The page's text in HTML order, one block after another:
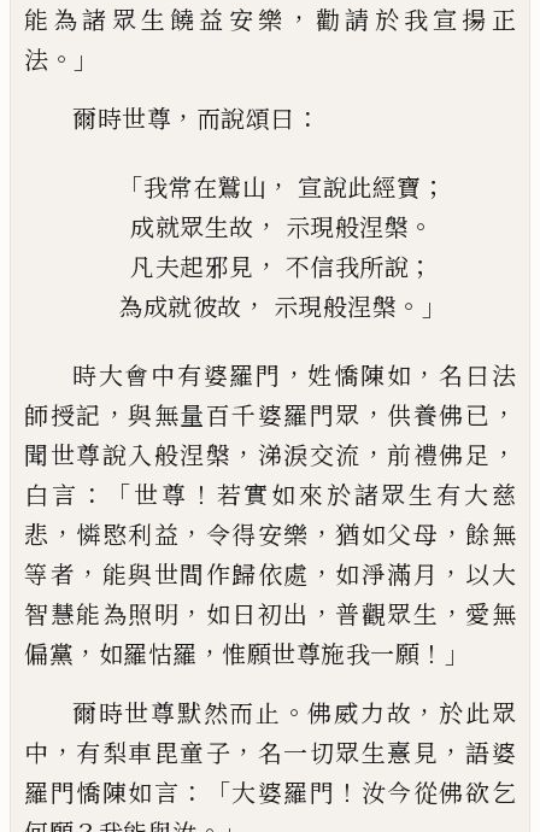
能為諸眾生饒益安樂 ，勸請於我宣揚正
法 。」
爾時世尊 ， 而說頌曰 ：
「我常在鷲山 ， 宣說此經寶 ；
成就眾生故 ， 示現般涅槃 。
凡夫起邪見 ， 不信我所說 ；
為成就彼故 ， 示現般涅槃 。」
時大會中有婆羅門 ， 姓憍陳如 ，名曰法
師授記 ，與無量百千婆羅門眾 ， 供養佛已 ，
聞世尊說入般涅槃 ， 涕淚交流 ，前禮佛足 ，
白言 ：「世尊 ！ 若實如來於諸眾生有大慈
悲 ， 憐愍利益 ， 令得安樂 ，猶如父母 ，餘無
等者 ， 能與世間作歸依處 ， 如淨滿月 ， 以大
智慧能為照明 ， 如日初出 ， 普觀眾生 ，愛無
偏黨 ， 如羅怙羅 ， 惟願世尊施我一願 ！」
爾時世尊默然而止 。佛威力故 ， 於此眾
中 ， 有梨車毘童子 ， 名一切眾生憙見 ，語婆
羅門憍陳如言 ： 「大婆羅門 ！ 汝今從佛欲乞